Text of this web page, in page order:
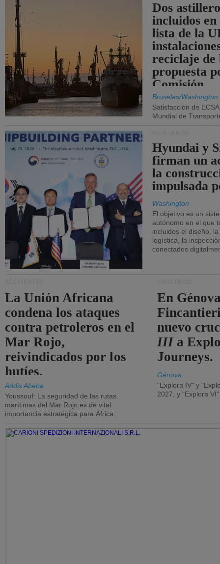
Dos
incluidos
lista de la
reciclaje de
propuesta
Comisión.
Bruselas/Washington
Satisfacción de
Mundial de
Hyundai y
firman un
la
impulsada
Washington
El objetivo es un
autónomo en el que
incluidos el diseño,
logística, la
conectados
La Unión Africana
condena los ataques
contra petroleros en el
Mar Rojo,
reivindicados por los
hutíes.
Addis Abeba
Youssouf: La seguridad de las rutas
marítimas del Mar Rojo es de vital
importancia estratégica para África.
En
nuevo
III a
Journeys.
Génova
"Explora IV" y
2027, y "Explora